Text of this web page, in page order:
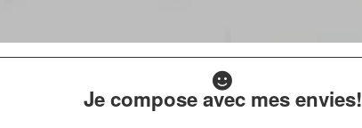
Je compose avec mes envies!